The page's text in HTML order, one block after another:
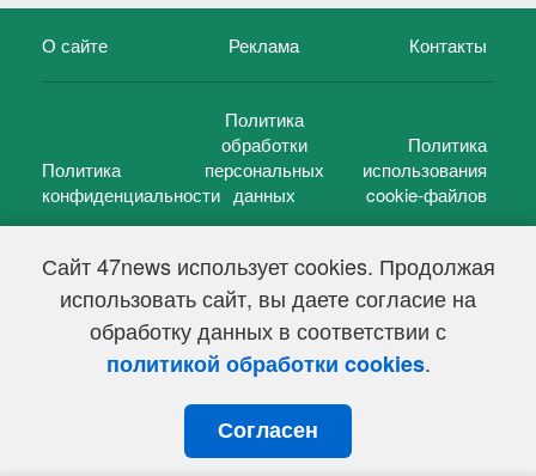
Сайт 47news использует cookies. Продолжая
использовать сайт, вы даете согласие на
обработку данных в соответствии с
политикой обработки cookies.
Согласен
О сайте Реклама Контакты
Политика
конфиденциальности
Политика
обработки
персональных
данных
Политика
использования
cookie-файлов
47 новостей (47 news)2005 — 2026 г.
Свидетельство о регистрации СМИ Эл № ФС 77-39848, выдано
Федеральной службой по надзору в сфере связи,
информационных технологий и массовых коммуникаций